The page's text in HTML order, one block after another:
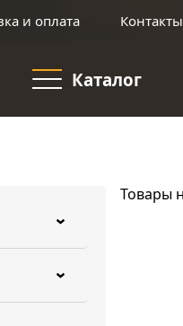
и оплата Контакты
Каталог
›
›
Товары